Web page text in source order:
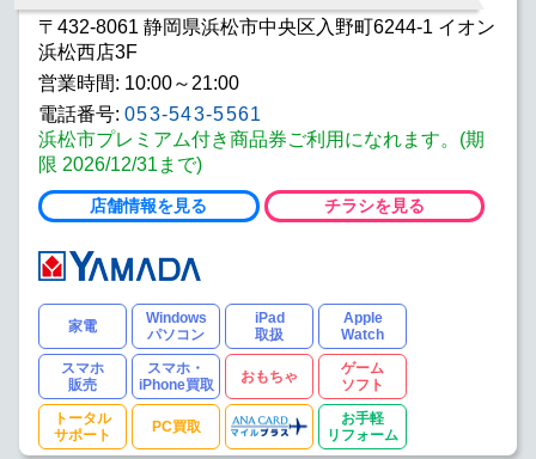
〒432-8061 静岡県浜松市中央区入野町6244-1 イオン
浜松西店3F
営業時間: 10:00～21:00
電話番号: 053-543-5561
浜松市プレミアム付き商品券ご利用になれます。(期
限 2026/12/31まで)
店舗情報を見る チラシを見る
家電
Windows
パソコン
iPad
取扱
Apple
Watch
スマホ
販売
スマホ・
iPhone買取
おもちゃ
ゲーム
ソフト
トータル
サポート
PC買取
お手軽
リフォーム